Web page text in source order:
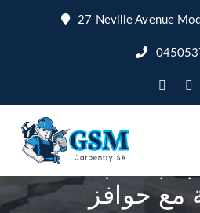
27 Neville Avenue
بلاك جاك
مع حوافز